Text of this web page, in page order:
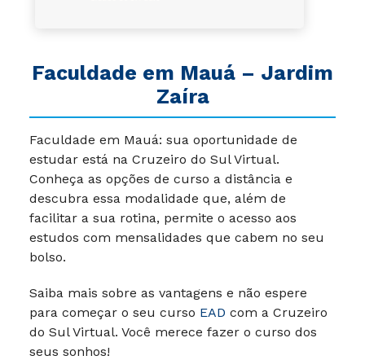
Faculdade em Mauá – Jardim
Zaíra
Faculdade em Mauá: sua oportunidade de
estudar está na Cruzeiro do Sul Virtual.
Conheça as opções de curso a distância e
descubra essa modalidade que, além de
facilitar a sua rotina, permite o acesso aos
estudos com mensalidades que cabem no seu
bolso.
Saiba mais sobre as vantagens e não espere
para começar o seu curso EAD com a Cruzeiro
do Sul Virtual. Você merece fazer o curso dos
seus sonhos!